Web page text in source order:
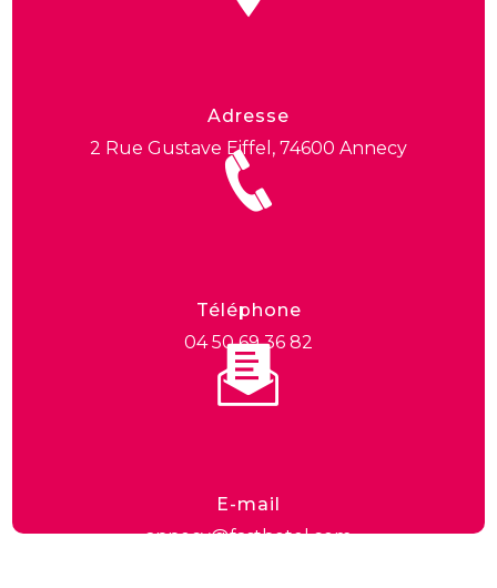
Adresse
2 Rue Gustave Eiffel, 74600 Annecy
Téléphone
04 50 69 36 82
E-mail
annecy@fasthotel.com